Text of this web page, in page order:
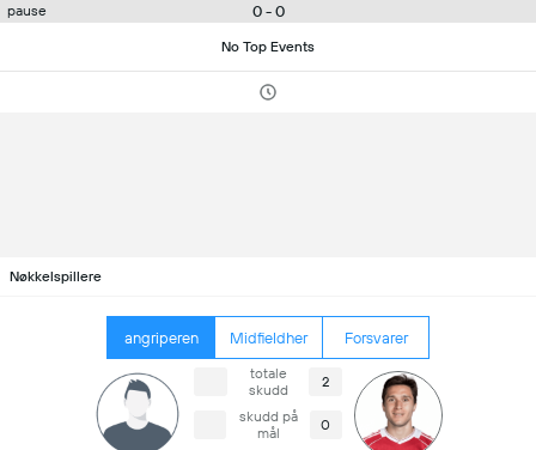
pause 0 - 0
No Top Events
Nøkkelspillere
angriperen Midfieldher Forsvarer
totale
skudd
2
skudd på
mål
0